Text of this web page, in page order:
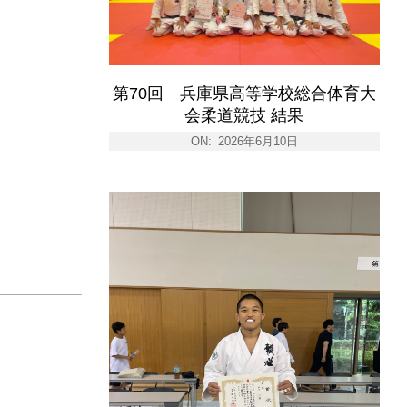
第70回 兵庫県高等学校総合体育大
会柔道競技 結果
ON: 2026年6月10日